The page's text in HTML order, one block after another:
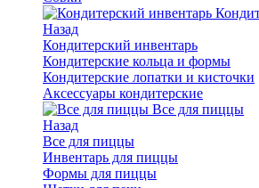
Назад
Кондитерский инвентарь
Кондитерские кольца и формы
Кондитерские лопатки и кисточки
Аксессуары кондитерские
Все для пиццы
Назад
Все для пиццы
Инвентарь для пиццы
Формы для пиццы